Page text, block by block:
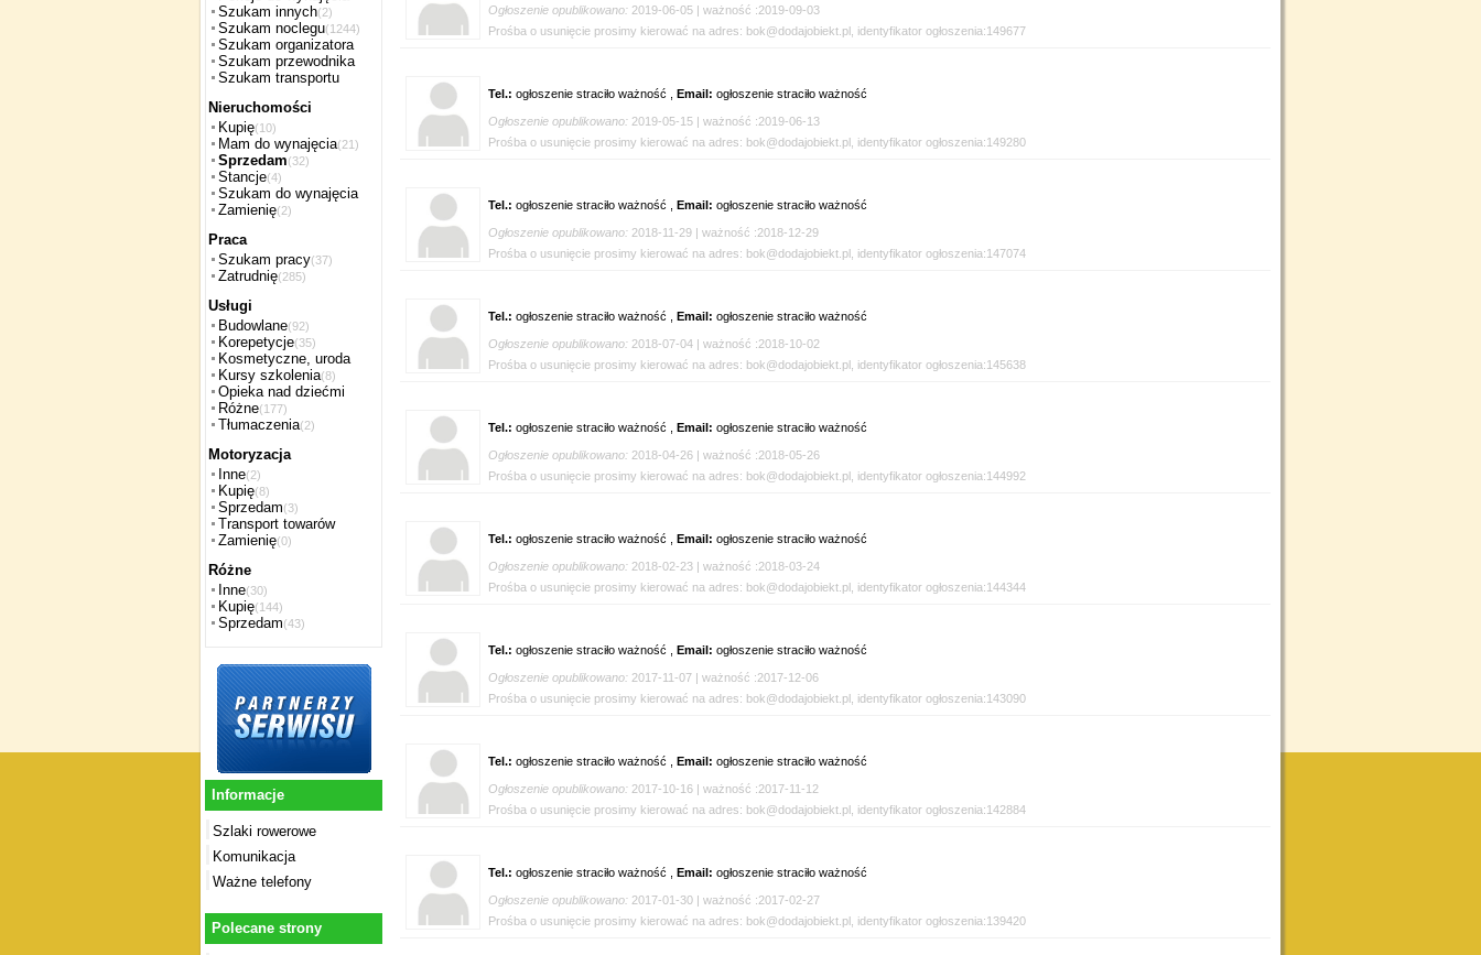
Szukam innych(2)
Szukam noclegu(1244)
Szukam organizatora
Szukam przewodnika
Szukam transportu
Nieruchomości
Kupię(10)
Mam do wynajęcia(21)
Sprzedam(32)
Stancje(4)
Szukam do wynajęcia
Zamienię(2)
Praca
Szukam pracy(37)
Zatrudnię(285)
Usługi
Budowlane(92)
Korepetycje(35)
Kosmetyczne, uroda
Kursy szkolenia(8)
Opieka nad dziećmi
Różne(177)
Tłumaczenia(2)
Motoryzacja
Inne(2)
Kupię(8)
Sprzedam(3)
Transport towarów
Zamienię(0)
Różne
Inne(30)
Kupię(144)
Sprzedam(43)
Informacje
Szlaki rowerowe
Komunikacja
Ważne telefony
Polecane strony
Ogłoszenie opublikowano: 2019-06-05 | ważność :2019-09-03
Prośba o usunięcie prosimy kierować na adres: bok@dodajobiekt.pl, identyfikator ogłoszenia:149677
Tel.: ogłoszenie straciło ważność , Email: ogłoszenie straciło ważność
Ogłoszenie opublikowano: 2019-05-15 | ważność :2019-06-13
Prośba o usunięcie prosimy kierować na adres: bok@dodajobiekt.pl, identyfikator ogłoszenia:149280
Tel.: ogłoszenie straciło ważność , Email: ogłoszenie straciło ważność
Ogłoszenie opublikowano: 2018-11-29 | ważność :2018-12-29
Prośba o usunięcie prosimy kierować na adres: bok@dodajobiekt.pl, identyfikator ogłoszenia:147074
Tel.: ogłoszenie straciło ważność , Email: ogłoszenie straciło ważność
Ogłoszenie opublikowano: 2018-07-04 | ważność :2018-10-02
Prośba o usunięcie prosimy kierować na adres: bok@dodajobiekt.pl, identyfikator ogłoszenia:145638
Tel.: ogłoszenie straciło ważność , Email: ogłoszenie straciło ważność
Ogłoszenie opublikowano: 2018-04-26 | ważność :2018-05-26
Prośba o usunięcie prosimy kierować na adres: bok@dodajobiekt.pl, identyfikator ogłoszenia:144992
Tel.: ogłoszenie straciło ważność , Email: ogłoszenie straciło ważność
Ogłoszenie opublikowano: 2018-02-23 | ważność :2018-03-24
Prośba o usunięcie prosimy kierować na adres: bok@dodajobiekt.pl, identyfikator ogłoszenia:144344
Tel.: ogłoszenie straciło ważność , Email: ogłoszenie straciło ważność
Ogłoszenie opublikowano: 2017-11-07 | ważność :2017-12-06
Prośba o usunięcie prosimy kierować na adres: bok@dodajobiekt.pl, identyfikator ogłoszenia:143090
Tel.: ogłoszenie straciło ważność , Email: ogłoszenie straciło ważność
Ogłoszenie opublikowano: 2017-10-16 | ważność :2017-11-12
Prośba o usunięcie prosimy kierować na adres: bok@dodajobiekt.pl, identyfikator ogłoszenia:142884
Tel.: ogłoszenie straciło ważność , Email: ogłoszenie straciło ważność
Ogłoszenie opublikowano: 2017-01-30 | ważność :2017-02-27
Prośba o usunięcie prosimy kierować na adres: bok@dodajobiekt.pl, identyfikator ogłoszenia:139420